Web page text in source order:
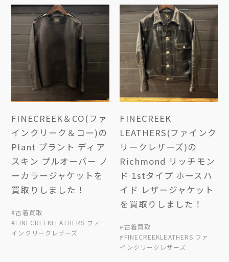
FINECREEK＆CO(ファ
インクリーク＆コー)の
Plant プラント ディア
スキン プルオーバー ノ
ーカラージャケットを
買取りしました！
#古着買取
#FINECREEKLEATHERS ファ
インクリークレザーズ
FINECREEK
LEATHERS(ファインク
リークレザーズ)の
Richmond リッチモン
ド 1stタイプ ホースハ
イド レザージャケット
を買取りしました！
#古着買取
#FINECREEKLEATHERS ファ
インクリークレザーズ